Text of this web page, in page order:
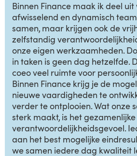
Binnen Finance maak ik deel uit
afwisselend en dynamisch
samen, maar krijgen ook de
zelfstandig
onze eigen werkzaamheden.
in taken is geen dag hetzelfde.
coeo veel ruimte voor
Binnen Finance krijg je de
nieuwe vaardigheden te
verder te ontplooien. Wat onze
sterk maakt, is het gezamenlijke
verantwoordelijkheidsgevoel.
aan het best mogelijke
we samen iedere dag kwaliteit